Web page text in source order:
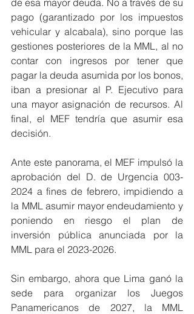
de esa mayor deuda. No a través de su
pago (garantizado por los impuestos
vehicular y alcabala), sino porque las
gestiones posteriores de la MML, al no
contar con ingresos por tener que
pagar la deuda asumida por los bonos,
iban a presionar al P. Ejecutivo para
una mayor asignación de recursos. Al
final, el MEF tendría que asumir esa
decisión.
Ante este panorama, el MEF impulsó la
aprobación del D. de Urgencia 003-
2024 a fines de febrero, impidiendo a
la MML asumir mayor endeudamiento y
poniendo en riesgo el plan de
inversión pública anunciada por la
MML para el 2023-2026.
Sin embargo, ahora que Lima ganó la
sede para organizar los Juegos
Panamericanos de 2027, la MML